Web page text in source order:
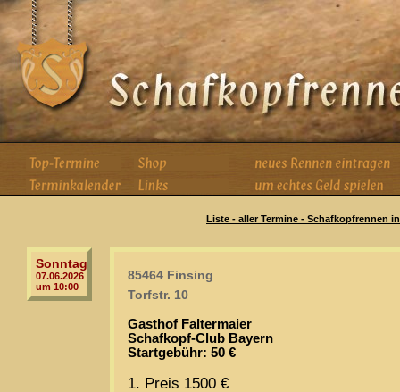
Liste - aller Termine - Schafkopfrennen
Sonntag
07.06.2026
um 10:00
85464 Finsing
Torfstr. 10
Gasthof Faltermaier
Schafkopf-Club Bayern
Startgebühr: 50 €
1. Preis 1500 €